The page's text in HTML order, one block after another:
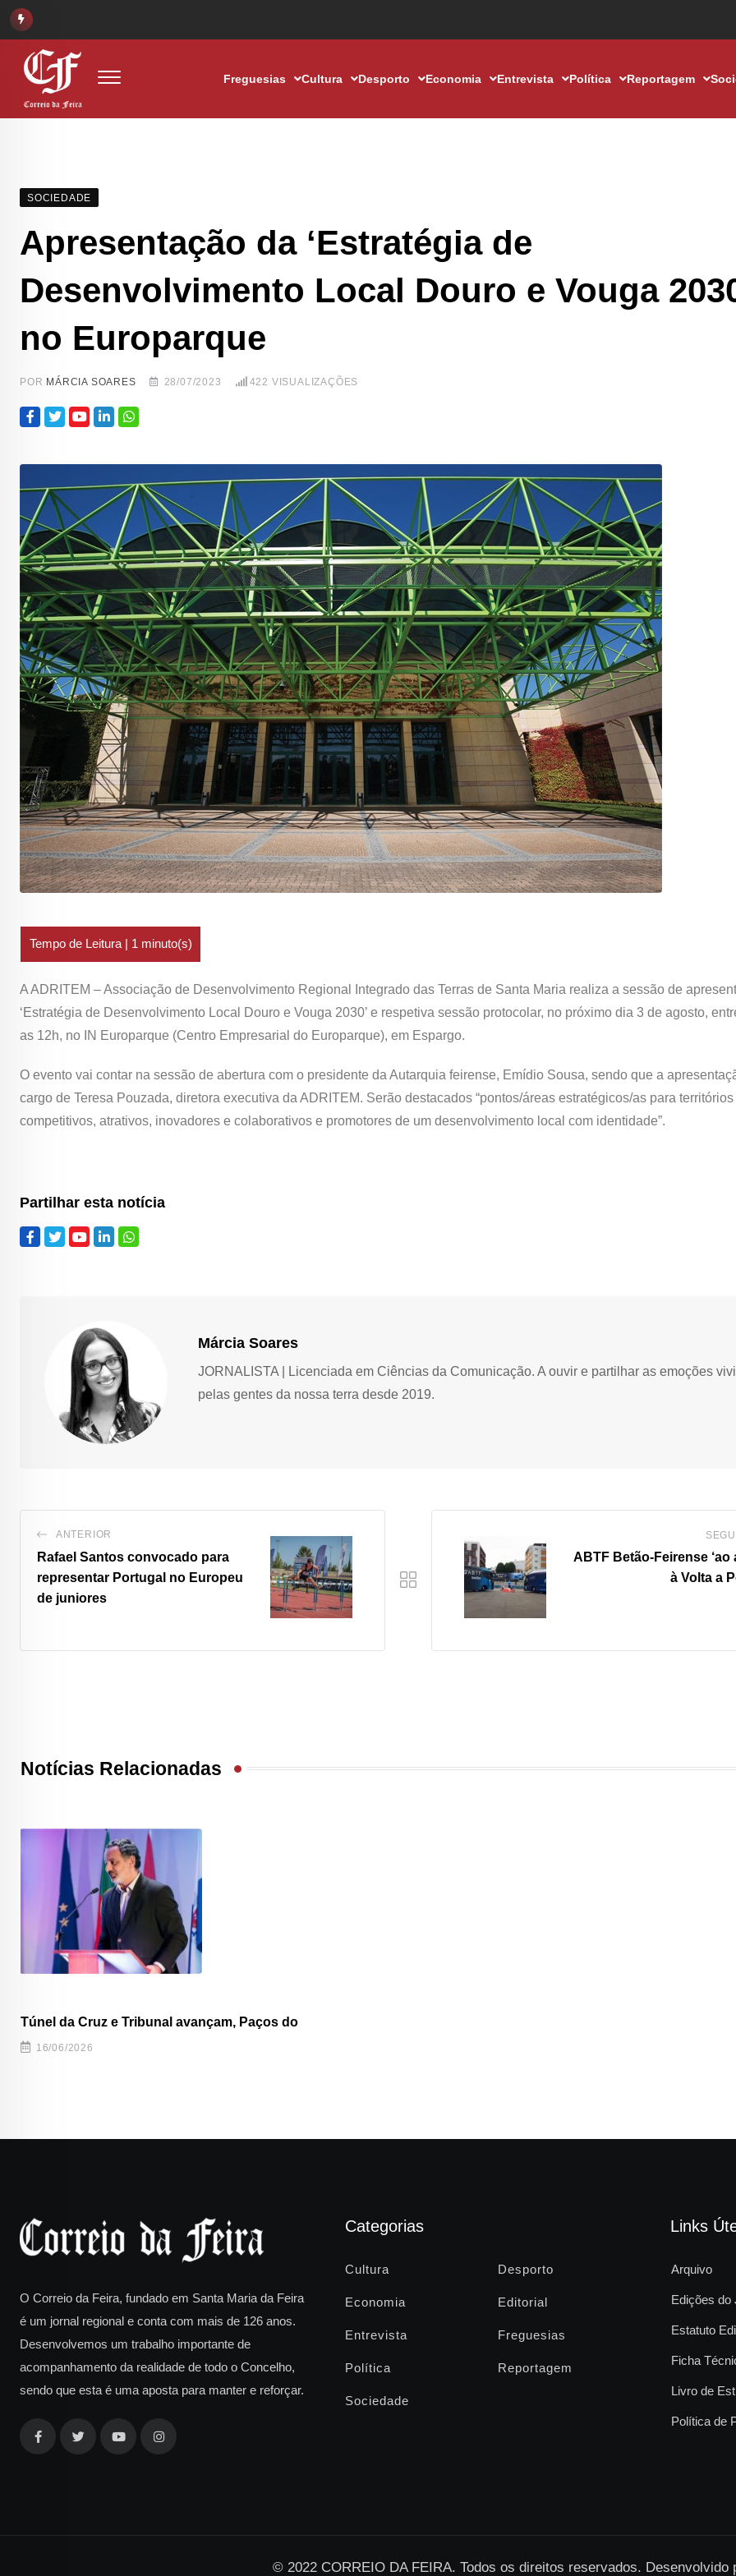
Freguesias Cultura Desporto Economia Entrevista Política Reportagem
SOCIEDADE
Apresentação da ‘Estratégia de
Desenvolvimento Local Douro e Vouga
no Europarque
POR MÁRCIA SOARES 28/07/2023 422 VISUALIZAÇÕES
A ADRITEM – Associação de Desenvolvimento Regional Integrado das Terras de Santa Maria realiza a sessão de
‘Estratégia de Desenvolvimento Local Douro e Vouga 2030’ e respetiva sessão protocolar, no próximo dia 3 de agosto,
as 12h, no IN Europarque (Centro Empresarial do Europarque), em Espargo.
O evento vai contar na sessão de abertura com o presidente da Autarquia feirense, Emídio Sousa, sendo que a
cargo de Teresa Pouzada, diretora executiva da ADRITEM. Serão destacados “pontos/áreas estratégicos/as para
competitivos, atrativos, inovadores e colaborativos e promotores de um desenvolvimento local com identidade”.
Partilhar esta notícia
Márcia Soares
JORNALISTA | Licenciada em Ciências da Comunicação. A ouvir e partilhar as emoções
pelas gentes da nossa terra desde 2019.
ANTERIOR
Rafael Santos convocado para
representar Portugal no Europeu
de juniores
ABTF Betão-Feirense ‘ao
à Volta a
Notícias Relacionadas
Túnel da Cruz e Tribunal avançam, Paços do
16/06/2026
O Correio da Feira, fundado em Santa Maria da Feira
é um jornal regional e conta com mais de 126 anos.
Desenvolvemos um trabalho importante de
acompanhamento da realidade de todo o Concelho,
sendo que esta é uma aposta para manter e reforçar.
Categorias
Cultura Desporto
Economia Editorial
Entrevista Freguesias
Política Reportagem
Sociedade
Links
Arquivo
Edições do
Estatuto
Ficha
Livro de
Política de
© 2022 CORREIO DA FEIRA. Todos os direitos reservados. Desenvolvido